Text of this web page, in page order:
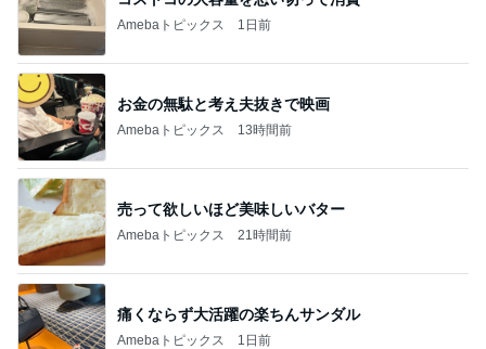
Amebaトピックス 1日前
お金の無駄と考え夫抜きで映画
Amebaトピックス 13時間前
売って欲しいほど美味しいバター
Amebaトピックス 21時間前
痛くならず大活躍の楽ちんサンダル
Amebaトピックス 1日前